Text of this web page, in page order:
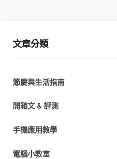
文章分類
節慶與生活指南
開箱文 & 評測
手機應用教學
電腦小教室